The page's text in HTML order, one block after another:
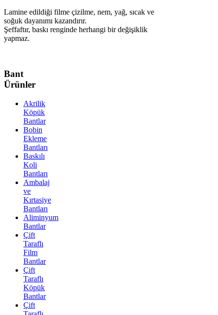
Lamine edildiği filme çizilme, nem, yağ, sıcak ve
soğuk dayanımı kazandırır.
Şeffaftır, baskı renginde herhangi bir değişiklik
yapmaz.
Bant
Ürünler
Akrilik
Köpük
Bantlar
Bobin
Ekleme
Bantları
Baskılı
Koli
Bantları
Ambalaj
ve
Kırtasiye
Bantları
Aliminyum
Bantlar
Çift
Taraflı
Film
Bantlar
Çift
Taraflı
Köpük
Bantlar
Çift